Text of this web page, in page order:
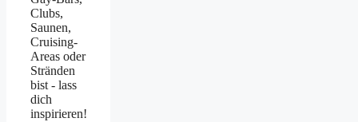
Clubs,
Saunen,
Cruising-
Areas oder
Stränden
bist - lass
dich
inspirieren!